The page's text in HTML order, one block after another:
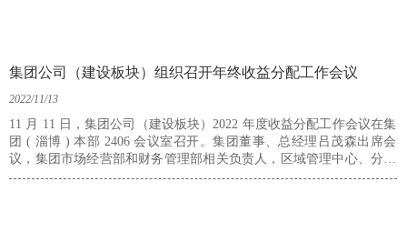
集团公司（建设板块）组织召开年终收益分配工作会议
2022/11/13
11 月 11 日，集团公司（建设板块）2022 年度收益分配工作会议在集
团 ( 淄博 ) 本部 2406 会议室召开。集团董事、总经理吕茂森出席会
议，集团市场经营部和财务管理部相关负责人，区域管理中心、分公
司、设备管理公司、威海市市政公司市场开发部、财务部相关负责人